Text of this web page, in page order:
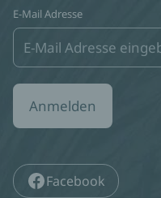
E-Mail Adresse
Anmelden
Facebook